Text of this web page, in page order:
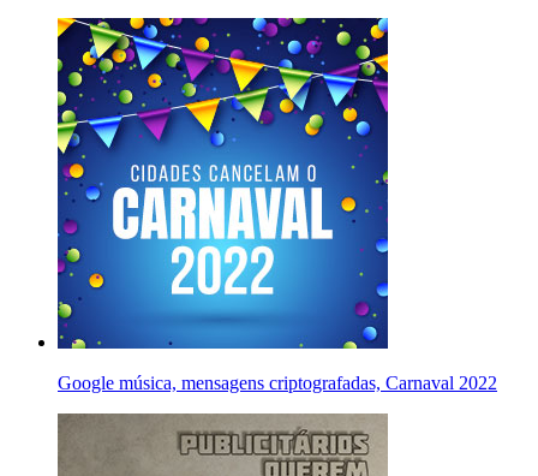
Google música, mensagens criptografadas, Carnaval 2022